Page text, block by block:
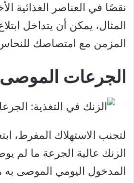
نقصًا في العناصر الغذائية
المثال، يمكن أن يتداخل
المزمن مع امتصاصك
الجرعات الموصى
لتجنب الاستهلاك المفرط،
الزنك عالية الجرعة ما لم